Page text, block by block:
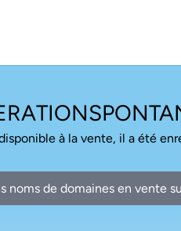
à la vente, il a été
noms de domaines en vente